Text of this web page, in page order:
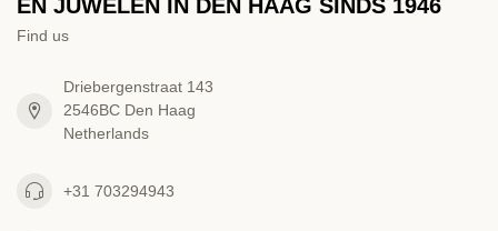
EN JUWELEN IN DEN HAAG SINDS 1946
Find us
Driebergenstraat 143
2546BC Den Haag
Netherlands
+31 703294943